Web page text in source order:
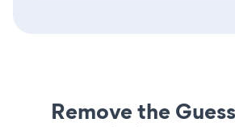
Remove the